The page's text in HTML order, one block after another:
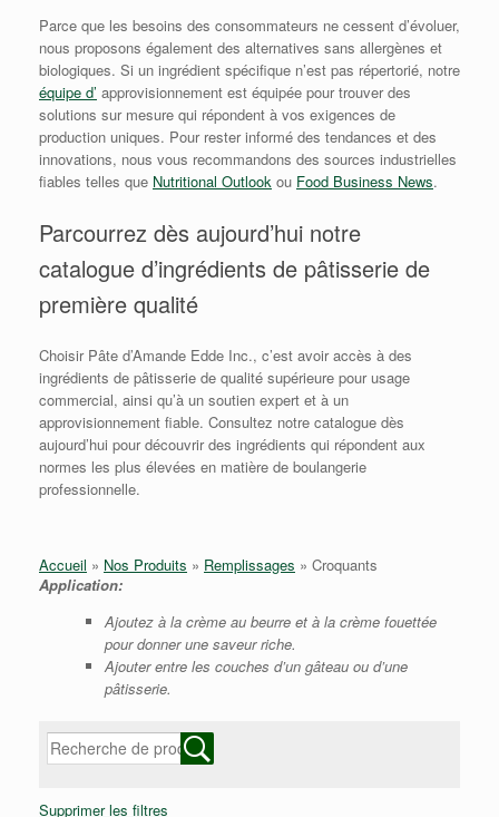
Parce que les besoins des consommateurs ne cessent d’évoluer,
nous proposons également des alternatives sans allergènes et
biologiques. Si un ingrédient spécifique n’est pas répertorié, notre
équipe d’ approvisionnement est équipée pour trouver des
solutions sur mesure qui répondent à vos exigences de
production uniques. Pour rester informé des tendances et des
innovations, nous vous recommandons des sources industrielles
fiables telles que Nutritional Outlook ou Food Business News.
Parcourrez dès aujourd’hui notre
catalogue d’ingrédients de pâtisserie de
première qualité
Choisir Pâte d’Amande Edde Inc., c’est avoir accès à des
ingrédients de pâtisserie de qualité supérieure pour usage
commercial, ainsi qu’à un soutien expert et à un
approvisionnement fiable. Consultez notre catalogue dès
aujourd’hui pour découvrir des ingrédients qui répondent aux
normes les plus élevées en matière de boulangerie
professionnelle.
Accueil » Nos Produits » Remplissages » Croquants
Application:
Ajoutez à la crème au beurre et à la crème fouettée
pour donner une saveur riche.
Ajouter entre les couches d’un gâteau ou d’une
pâtisserie.
Supprimer les filtres